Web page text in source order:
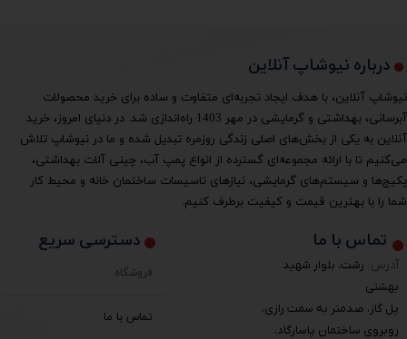
درباره نیوشاپ آنلاین
نیوشاپ آنلاین، با هدف ایجاد تجربه‌ای متفاوت و ساده برای خرید محصولات
آبرسانی، بهداشتی و گرمایشی در مهر 1403 راه‌اندازی شد. در دنیای امروز، خرید
آنلاین به یکی از بخش‌های اصلی زندگی روزمره تبدیل شده و ما در نیوشاپ تلاش
می‌کنیم تا با ارائه مجموعه‌ای گسترده از انواع پمپ آب، چینی آلات بهداشتی،
پکیج‌ها و سیستم‌های گرمایشی، نیازهای تاسیسات ساختمان خانه و محیط کار
شما را با بهترین قیمت و کیفیت برطرف کنیم.
دسترسی سریع
فروشگاه
تماس با ما
تماس با ما
آدرس: رشت، بلوار شهید
بهشتی
پل گاز، صدمتر به سمت رازی،
روبروی ساختمان پاسارگاد،